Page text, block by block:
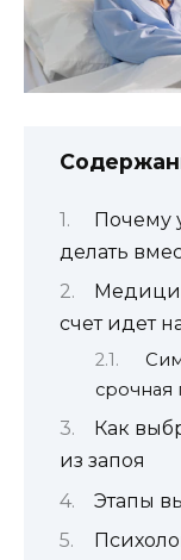
Почему
делать
счет идет
срочная
Как
из запоя
Этапы